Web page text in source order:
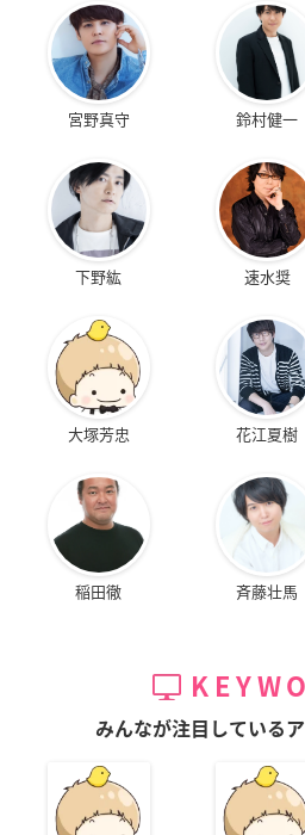
宮野真守 鈴村健一
下野紘 速水奨
大塚芳忠 花江夏樹
稲田徹 斉藤壮馬
みんなが注目している